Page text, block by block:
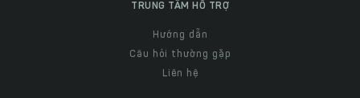
TRUNG TÂM HỖ TRỢ
Hướng dẫn
Câu hỏi thường gặp
Liên hệ